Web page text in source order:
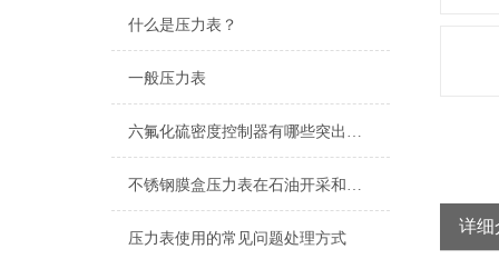
什么是压力表？
一般压力表
六氟化硫密度控制器有哪些突出的特点难以拒绝
不锈钢膜盒压力表在石油开采和输送过程中的应用
压力表使用的常见问题处理方式
详细